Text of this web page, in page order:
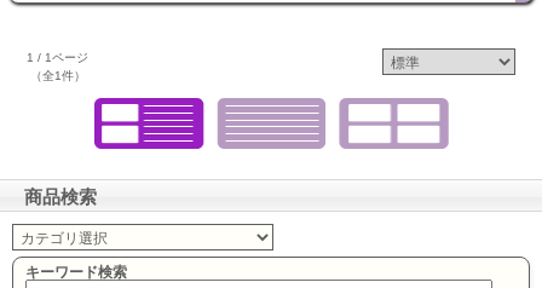
1 / 1ページ
（全1件）
商品検索
キーワード検索